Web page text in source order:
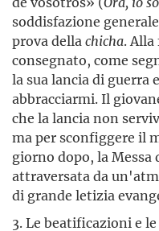
soddisfazione
prova della chicha.
consegnato, come
la sua lancia di guerra
abbracciarmi. Il
che la lancia non
ma per sconfiggere il
giorno dopo, la
attraversata da
di grande letizia
3. Le beatificazioni e